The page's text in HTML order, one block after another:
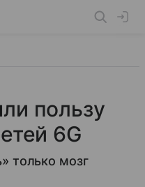
пользу
6G
только мозг